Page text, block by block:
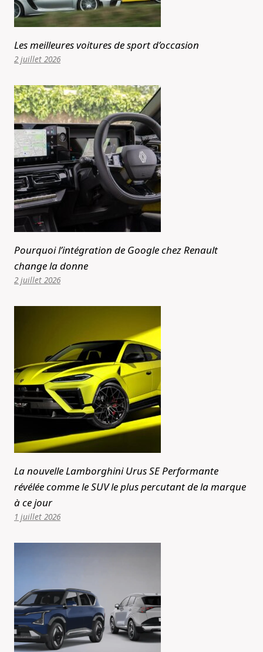
Les meilleures voitures de sport d’occasion
2 juillet 2026
Pourquoi l’intégration de Google chez Renault
change la donne
2 juillet 2026
La nouvelle Lamborghini Urus SE Performante
révélée comme le SUV le plus percutant de la marque
à ce jour
1 juillet 2026